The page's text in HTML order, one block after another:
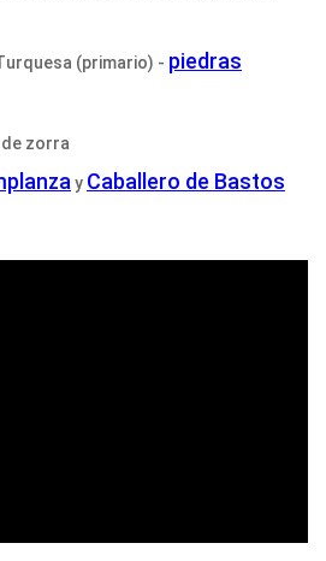
(primario) - piedras
zorra
y Caballero de Bastos